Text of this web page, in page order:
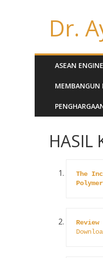
Dr.
ASEAN
MEMBANGUN
HASIL
The
Polymer